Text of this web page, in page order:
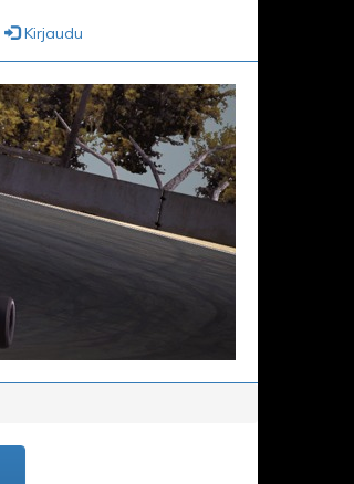
Kirjaudu